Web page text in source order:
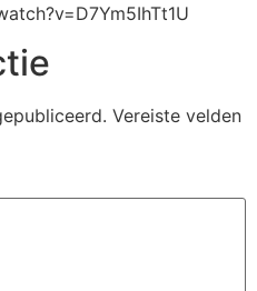
Vereiste velden